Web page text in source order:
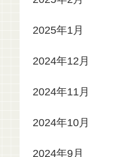
2025年1月
2024年12月
2024年11月
2024年10月
2024年9月